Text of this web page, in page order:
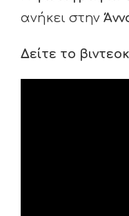
ανήκει στην
Δείτε το